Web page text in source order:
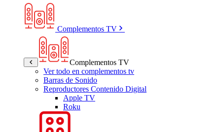
Complementos TV
Complementos TV
Ver todo en complementos tv
Barras de Sonido
Reproductores Contenido Digital
Apple TV
Roku